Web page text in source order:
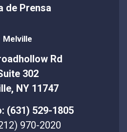
de Prensa
Melville
Rd
302
NY 11747
(631) 529-1805
970-2020